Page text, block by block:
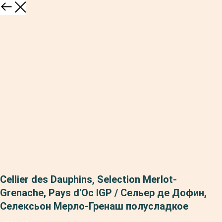
Cellier des Dauphins, Selection Merlot-
Grenache, Pays d'Oc IGP / Сельер де Дофин,
Селексьон Мерло-Гренаш полусладкое